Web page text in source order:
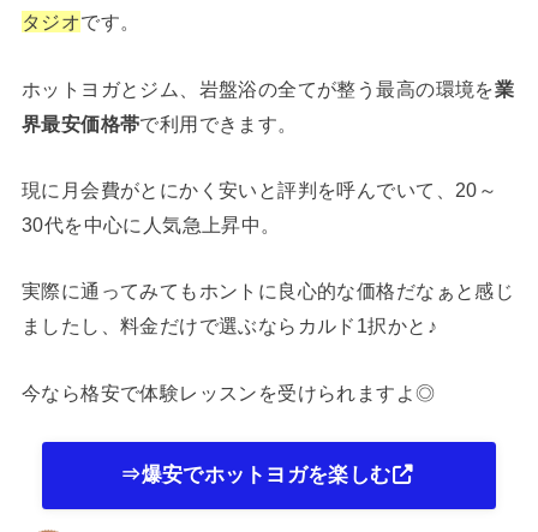
タジオです。
ホットヨガとジム、岩盤浴の全てが整う最高の環境を業
界最安価格帯で利用できます。
現に月会費がとにかく安いと評判を呼んでいて、20～
30代を中心に人気急上昇中。
実際に通ってみてもホントに良心的な価格だなぁと感じ
ましたし、料金だけで選ぶならカルド1択かと♪
今なら格安で体験レッスンを受けられますよ◎
⇒爆安でホットヨガを楽しむ